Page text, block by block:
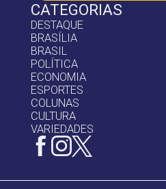
CATEGORIAS
DESTAQUE
BRASÍLIA
BRASIL
POLÍTICA
ECONOMIA
ESPORTES
COLUNAS
CULTURA
VARIEDADES